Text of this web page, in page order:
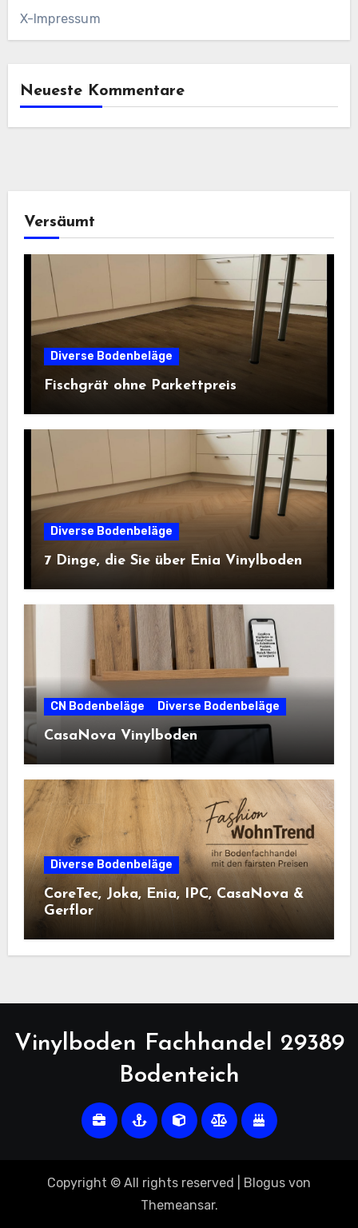
X-Impressum
Neueste Kommentare
Versäumt
Diverse Bodenbeläge
Fischgrät ohne Parkettpreis
Diverse Bodenbeläge
7 Dinge, die Sie über Enia Vinylboden
CN Bodenbeläge Diverse Bodenbeläge
CasaNova Vinylboden
Diverse Bodenbeläge
CoreTec, Joka, Enia, IPC, CasaNova &
Gerflor
Vinylboden Fachhandel 29389
Bodenteich
Copyright © All rights reserved Blogus von
Themeansar.